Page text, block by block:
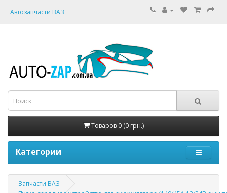
Автозапчасти ВАЗ
Товаров 0 (0 грн.)
Категории
Запчасти ВАЗ